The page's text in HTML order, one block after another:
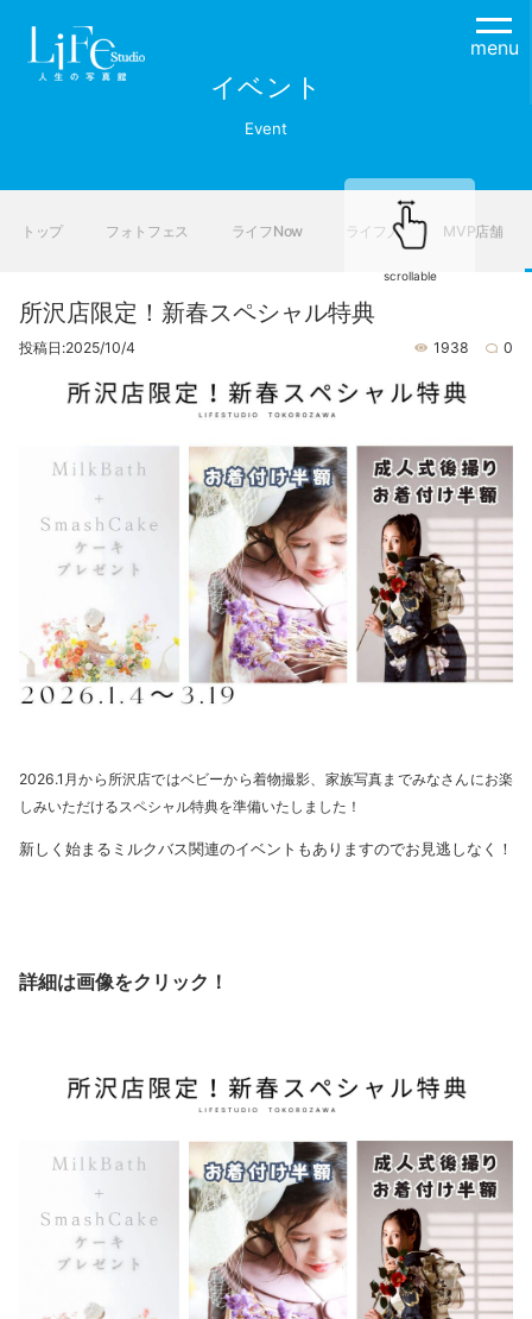
menu
イベント
Event
トップ フォトフェス ライフNow ライフ人 MVP店舗
scrollable
所沢店限定！新春スペシャル特典
投稿日:2025/10/4 1938 0
2026.1月から所沢店ではベビーから着物撮影、家族写真までみなさんにお楽
しみいただけるスペシャル特典を準備いたしました！
新しく始まるミルクバス関連のイベントもありますのでお見逃しなく！
詳細は画像をクリック！